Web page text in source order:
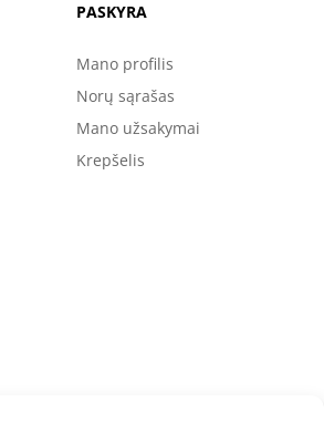
PASKYRA
Mano profilis
Norų sąrašas
Mano užsakymai
Krepšelis